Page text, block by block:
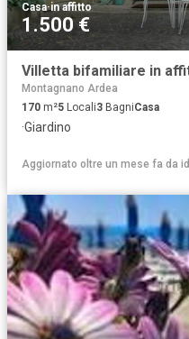
Casa·in affitto
1.500 €
Villetta bifamiliare in
Montagnano Ardea
170 m²5 Locali3 BagniCasa
·Giardino
Aggiornato oltre un mese fa da